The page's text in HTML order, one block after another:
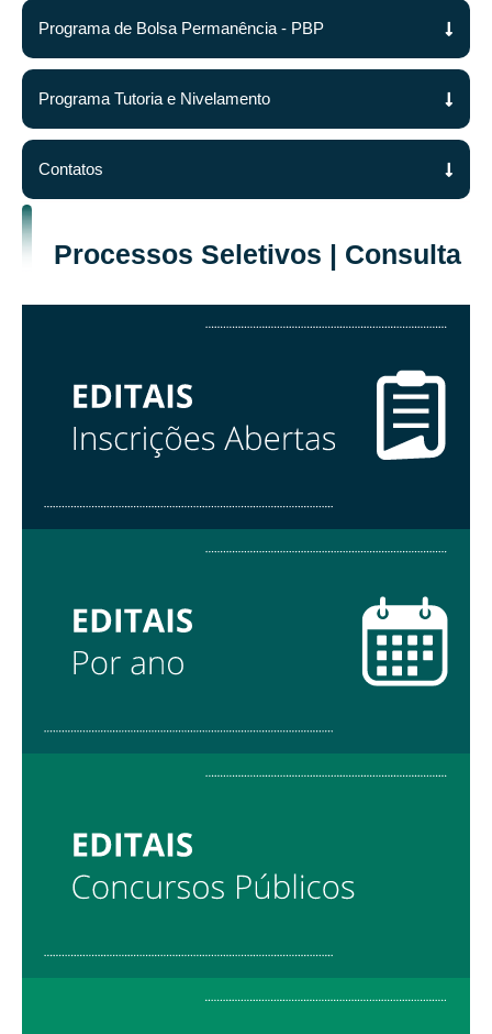
Programa de Bolsa Permanência - PBP
Programa Tutoria e Nivelamento
Contatos
Processos Seletivos | Consulta